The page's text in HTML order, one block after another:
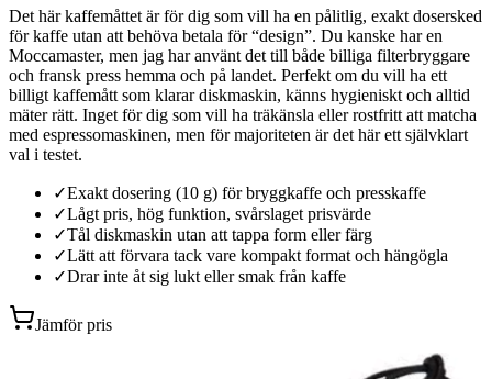
Det här kaffemåttet är för dig som vill ha en pålitlig, exakt dosersked
för kaffe utan att behöva betala för “design”. Du kanske har en
Moccamaster, men jag har använt det till både billiga filterbryggare
och fransk press hemma och på landet. Perfekt om du vill ha ett
billigt kaffemått som klarar diskmaskin, känns hygieniskt och alltid
mäter rätt. Inget för dig som vill ha träkänsla eller rostfritt att matcha
med espressomaskinen, men för majoriteten är det här ett självklart
val i testet.
✓Exakt dosering (10 g) för bryggkaffe och presskaffe
✓Lågt pris, hög funktion, svårslaget prisvärde
✓Tål diskmaskin utan att tappa form eller färg
✓Lätt att förvara tack vare kompakt format och hängögla
✓Drar inte åt sig lukt eller smak från kaffe
Jämför pris